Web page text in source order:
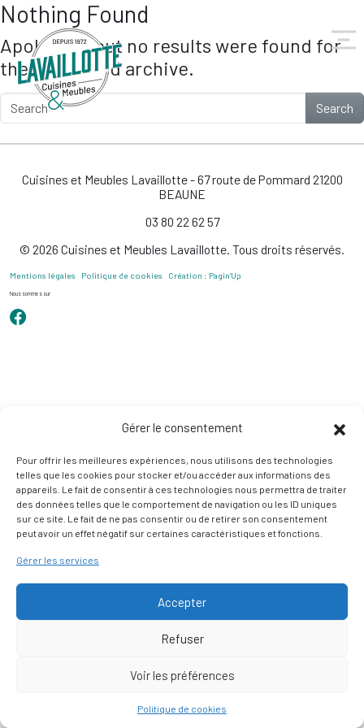
Gérer le consentement
Pour offrir les meilleures expériences, nous utilisons des technologies
telles que les cookies pour stocker et/ou accéder aux informations des
appareils. Le fait de consentir à ces technologies nous permettra de traiter
des données telles que le comportement de navigation ou les ID uniques
sur ce site. Le fait de ne pas consentir ou de retirer son consentement
peut avoir un effet négatif sur certaines caractéristiques et fonctions.
Gérer les services
Accepter
Refuser
Voir les préférences
Politique de cookies
Skip to main content
Nothing Found
Apologies, but no results were found for
the requested archive.
Search
Cuisines et Meubles Lavaillotte - 67 route de Pommard 21200
BEAUNE
03 80 22 62 57
© 2026 Cuisines et Meubles Lavaillotte. Tous droits réservés.
Mentions légales Politique de cookies Création : Pagin’Up
Nous sommes sur